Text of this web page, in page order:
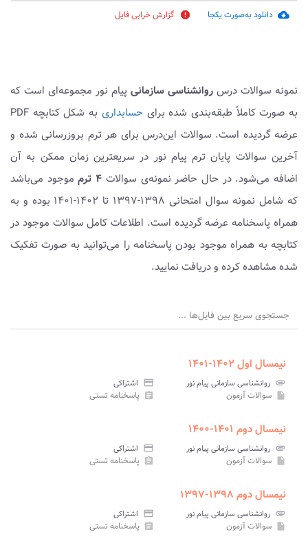
cloud_download دانلود به‌صورت یکجا report گزارش خرابی فایل
نمونه سوالات درس روانشناسی سازمانی پیام نور مجموعه‌ای است که
به صورت کاملاً طبقه‌بندی شده برایحسابداری
به شکل کتابچه PDF
عرضه گردیده است. سوالات این‌درس برای هر ترم بروزرسانی شده و
آخرین سوالات پایان ترم پیام نور در سریعترین زمان ممکن به آن
اضافه می‌شود. در حال حاضر نمونه‌ی سوالات ۴ ترم
موجود می‌باشد
که شامل نمونه سوال امتحانی ۱۳۹۸-۱۳۹۷ تا ۱۴۰۲-۱۴۰۱ بوده و به
همراه پاسخنامه عرضه گردیده است. اطلاعات کامل سوالات موجود در
کتابچه به همراه موجود بودن پاسخنامه را می‌توانید به صورت تفکیک
شده مشاهده کرده و دریافت نمایید.
جستجوی سریع بین فایل‌ها ...
نیمسال اول ۱۴۰۲-۱۴۰۱
attachment روانشناسی سازمانی پیام نور credit_card اشتراکی
insert_drive_file سوالات آزمون assignment پاسخنامه تستی
نیمسال دوم ۱۴۰۱-۱۴۰۰
attachment روانشناسی سازمانی پیام نور credit_card اشتراکی
insert_drive_file سوالات آزمون assignment پاسخنامه تستی
نیمسال دوم ۱۳۹۸-۱۳۹۷
attachment روانشناسی سازمانی پیام نور credit_card اشتراکی
insert_drive_file سوالات آزمون assignment پاسخنامه تستی